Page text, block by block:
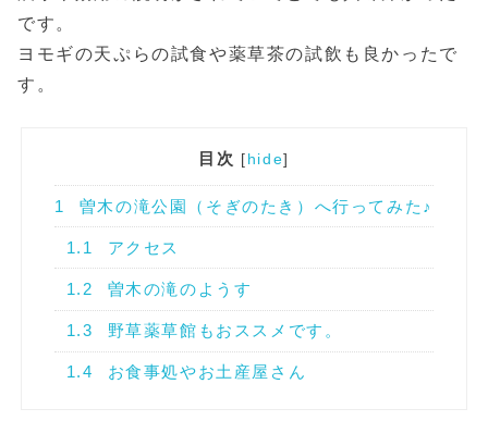
です。
ヨモギの天ぷらの試食や薬草茶の試飲も良かったで
す。
目次 [ hide]
1 曽木の滝公園（そぎのたき）へ行ってみた♪
1.1 アクセス
1.2 曽木の滝のようす
1.3 野草薬草館もおススメです。
1.4 お食事処やお土産屋さん